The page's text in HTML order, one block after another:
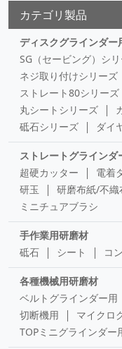
カテゴリ製品
ディスクグラインダー
SG（セービング）シ
ネジ取り付けシリーズ
ストレート80シリーズ
丸シートシリーズ
砥石シリーズ
ダイ
ストレートグライン
超硬カッター
電着
研玉
研磨布紙/不織
ミニチュアブラシ
手作業用研磨材
砥石
シート コ
各種機械用研磨材
ベルトグラインダー用
切断機用
マイクロ
TOPミニグラインダー